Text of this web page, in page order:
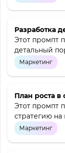
Разработка
Этот промпт
детальный
Маркетинг
План роста в
Этот промпт
стратегию на
Маркетинг